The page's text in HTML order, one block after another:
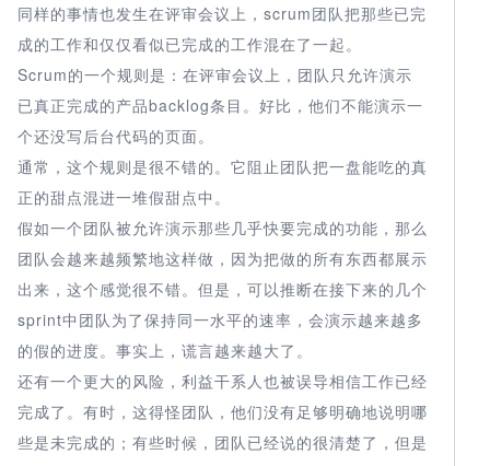
同样的事情也发生在评审会议上，scrum团队把那些已完
成的工作和仅仅看似已完成的工作混在了一起。
Scrum的一个规则是：在评审会议上，团队只允许演示
已真正完成的产品backlog条目。好比，他们不能演示一
个还没写后台代码的页面。
通常，这个规则是很不错的。它阻止团队把一盘能吃的真
正的甜点混进一堆假甜点中。
假如一个团队被允许演示那些几乎快要完成的功能，那么
团队会越来越频繁地这样做，因为把做的所有东西都展示
出来，这个感觉很不错。但是，可以推断在接下来的几个
sprint中团队为了保持同一水平的速率，会演示越来越多
的假的进度。事实上，谎言越来越大了。
还有一个更大的风险，利益干系人也被误导相信工作已经
完成了。有时，这得怪团队，他们没有足够明确地说明哪
些是未完成的；有些时候，团队已经说的很清楚了，但是